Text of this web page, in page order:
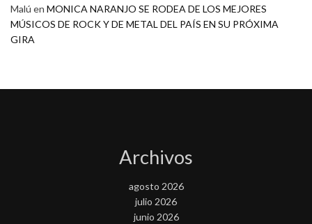
Malú en MONICA NARANJO SE RODEA DE LOS MEJORES
MÚSICOS DE ROCK Y DE METAL DEL PAÍS EN SU PRÓXIMA
GIRA
Archivos
agosto 2026
julio 2026
junio 2026